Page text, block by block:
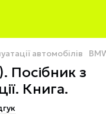
автомобілів
Посібник з
Книга.